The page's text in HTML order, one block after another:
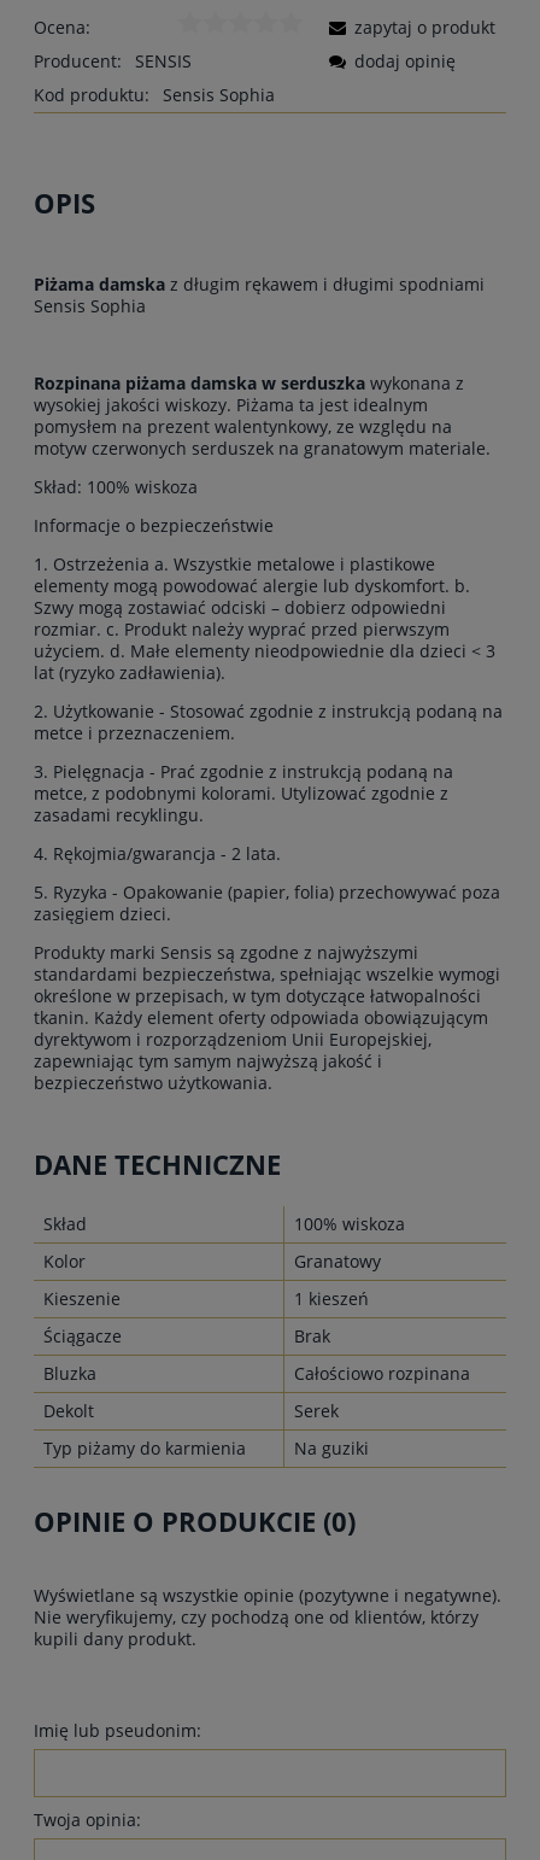
Ocena:
Producent:
SENSIS
Kod produktu:
Sensis Sophia
zapytaj o produkt
dodaj opinię
OPIS
Piżama damska z długim rękawem i długimi spodniami
Sensis Sophia
Rozpinana piżama damska w serduszka wykonana z
wysokiej jakości wiskozy. Piżama ta jest idealnym
pomysłem na prezent walentynkowy, ze względu na
motyw czerwonych serduszek na granatowym materiale.
Skład: 100% wiskoza
Informacje o bezpieczeństwie
1. Ostrzeżenia a. Wszystkie metalowe i plastikowe
elementy mogą powodować alergie lub dyskomfort. b.
Szwy mogą zostawiać odciski – dobierz odpowiedni
rozmiar. c. Produkt należy wyprać przed pierwszym
użyciem. d. Małe elementy nieodpowiednie dla dzieci < 3
lat (ryzyko zadławienia).
2. Użytkowanie - Stosować zgodnie z instrukcją podaną na
metce i przeznaczeniem.
3. Pielęgnacja - Prać zgodnie z instrukcją podaną na
metce, z podobnymi kolorami. Utylizować zgodnie z
zasadami recyklingu.
4. Rękojmia/gwarancja - 2 lata.
5. Ryzyka - Opakowanie (papier, folia) przechowywać poza
zasięgiem dzieci.
Produkty marki Sensis są zgodne z najwyższymi
standardami bezpieczeństwa, spełniając wszelkie wymogi
określone w przepisach, w tym dotyczące łatwopalności
tkanin. Każdy element oferty odpowiada obowiązującym
dyrektywom i rozporządzeniom Unii Europejskiej,
zapewniając tym samym najwyższą jakość i
bezpieczeństwo użytkowania.
DANE TECHNICZNE
Skład
100% wiskoza
Kolor
Granatowy
Kieszenie
1 kieszeń
Ściągacze
Brak
Bluzka
Całościowo rozpinana
Dekolt
Serek
Typ piżamy do karmienia
Na guziki
OPINIE O PRODUKCIE (0)
Wyświetlane są wszystkie opinie (pozytywne i negatywne).
Nie weryfikujemy, czy pochodzą one od klientów, którzy
kupili dany produkt.
Imię lub pseudonim:
Twoja opinia: